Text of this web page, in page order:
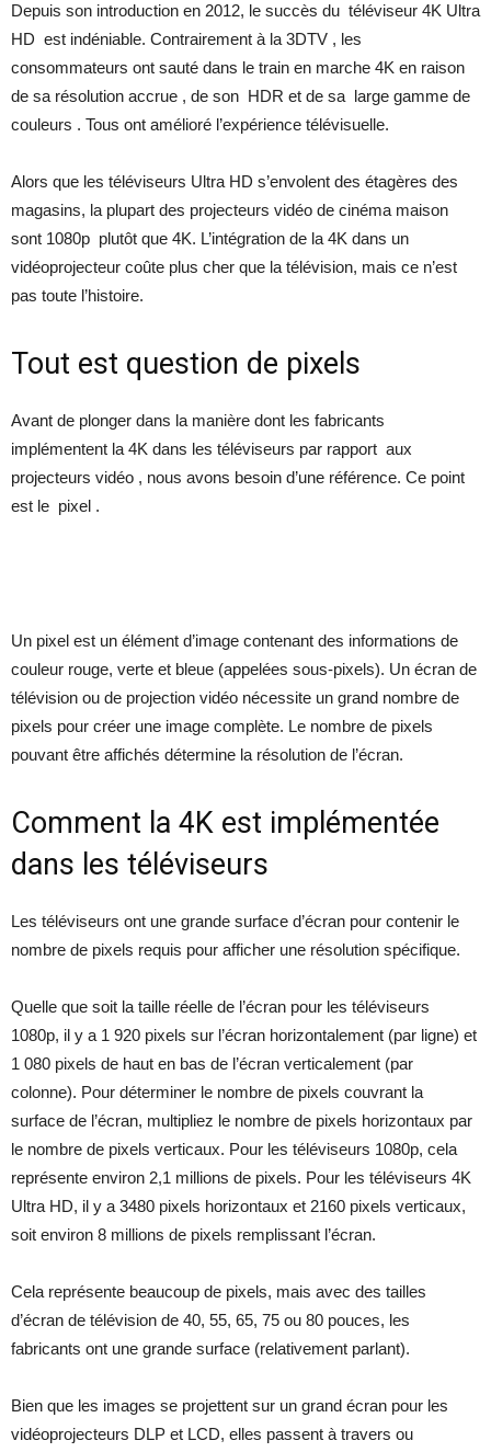
Depuis son introduction en 2012, le succès du téléviseur 4K Ultra
HD est indéniable. Contrairement à la 3DTV , les
consommateurs ont sauté dans le train en marche 4K en raison
de sa résolution accrue , de son HDR et de sa large gamme de
couleurs . Tous ont amélioré l’expérience télévisuelle.
Alors que les téléviseurs Ultra HD s’envolent des étagères des
magasins, la plupart des projecteurs vidéo de cinéma maison
sont 1080p plutôt que 4K. L’intégration de la 4K dans un
vidéoprojecteur coûte plus cher que la télévision, mais ce n’est
pas toute l’histoire.
Tout est question de pixels
Avant de plonger dans la manière dont les fabricants
implémentent la 4K dans les téléviseurs par rapport aux
projecteurs vidéo , nous avons besoin d’une référence. Ce point
est le pixel .
Un pixel est un élément d’image contenant des informations de
couleur rouge, verte et bleue (appelées sous-pixels). Un écran de
télévision ou de projection vidéo nécessite un grand nombre de
pixels pour créer une image complète. Le nombre de pixels
pouvant être affichés détermine la résolution de l’écran.
Comment la 4K est implémentée
dans les téléviseurs
Les téléviseurs ont une grande surface d’écran pour contenir le
nombre de pixels requis pour afficher une résolution spécifique.
Quelle que soit la taille réelle de l’écran pour les téléviseurs
1080p, il y a 1 920 pixels sur l’écran horizontalement (par ligne) et
1 080 pixels de haut en bas de l’écran verticalement (par
colonne). Pour déterminer le nombre de pixels couvrant la
surface de l’écran, multipliez le nombre de pixels horizontaux par
le nombre de pixels verticaux. Pour les téléviseurs 1080p, cela
représente environ 2,1 millions de pixels. Pour les téléviseurs 4K
Ultra HD, il y a 3480 pixels horizontaux et 2160 pixels verticaux,
soit environ 8 millions de pixels remplissant l’écran.
Cela représente beaucoup de pixels, mais avec des tailles
d’écran de télévision de 40, 55, 65, 75 ou 80 pouces, les
fabricants ont une grande surface (relativement parlant).
Bien que les images se projettent sur un grand écran pour les
vidéoprojecteurs DLP et LCD, elles passent à travers ou